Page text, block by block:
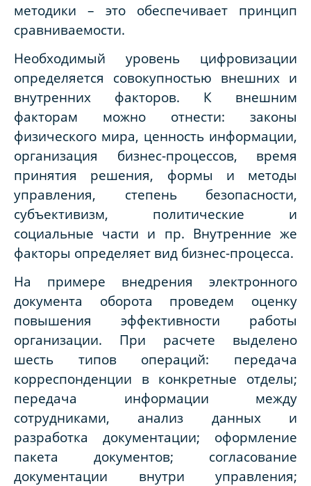
методики – это обеспечивает принцип
сравниваемости.
Необходимый уровень цифровизации
определяется совокупностью внешних и
внутренних факторов. К внешним
факторам можно отнести: законы
физического мира, ценность информации,
организация бизнес-процессов, время
принятия решения, формы и методы
управления, степень безопасности,
субъективизм, политические и
социальные части и пр. Внутренние же
факторы определяет вид бизнес-процесса.
На примере внедрения электронного
документа оборота проведем оценку
повышения эффективности работы
организации. При расчете выделено
шесть типов операций: передача
корреспонденции в конкретные отделы;
передача информации между
сотрудниками, анализ данных и
разработка документации; оформление
пакета документов; согласование
документации внутри управления;